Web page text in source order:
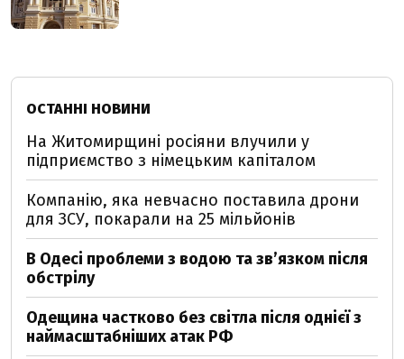
ОСТАННІ НОВИНИ
На Житомирщині росіяни влучили у
підприємство з німецьким капіталом
Компанію, яка невчасно поставила дрони
для ЗСУ, покарали на 25 мільйонів
В Одесі проблеми з водою та звʼязком після
обстрілу
Одещина частково без світла після однієї з
наймасштабніших атак РФ